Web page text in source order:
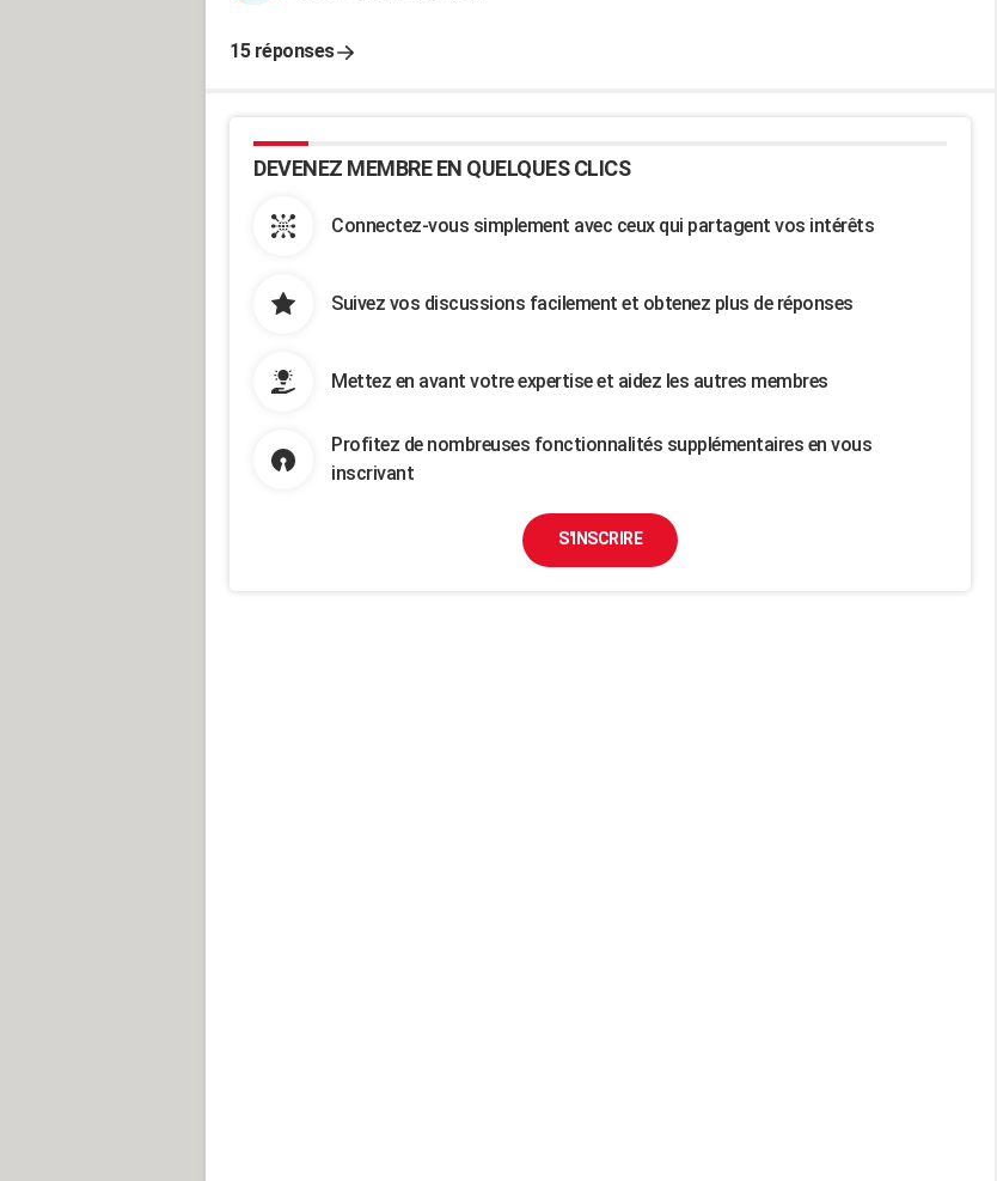
15 réponses
DEVENEZ MEMBRE EN QUELQUES CLICS
Connectez-vous simplement avec ceux qui partagent vos intérêts
Suivez vos discussions facilement et obtenez plus de réponses
Mettez en avant votre expertise et aidez les autres membres
Profitez de nombreuses fonctionnalités supplémentaires en vous
inscrivant
S'INSCRIRE